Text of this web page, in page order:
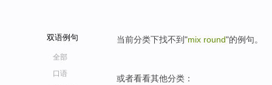
双语例句
全部
口语
当前分类下找不到"mix round"的例句。
或者看看其他分类：